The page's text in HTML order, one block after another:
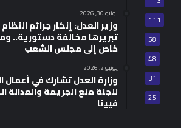
111
58
48
31
25
يونيو 30, 2026
وزير العدل: إنكار جرائم النظام
تبريرها مخالفة دستورية..
خاص إلى مجلس الشعب
يونيو 2, 2026
للجنة منع الجريمة والعدالة
فيينا